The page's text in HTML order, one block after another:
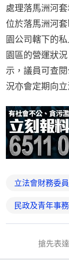
處理落馬洲河
位於落馬洲河
園公司轄下的
園區的營運狀
示，議員可查
況亦會定期向立
立法會財務委
民政及青年事
搶先表達